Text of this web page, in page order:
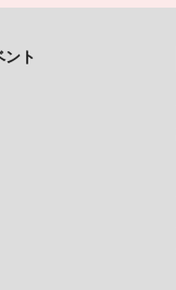
ント